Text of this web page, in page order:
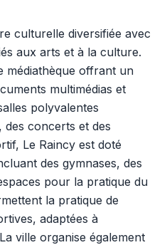
culturelle diversifiée avec
aux arts et à la culture.
médiathèque offrant un
multimédias et
polyvalentes
des concerts et des
Le Raincy est doté
des gymnases, des
pour la pratique du
la pratique de
adaptées à
ville organise également